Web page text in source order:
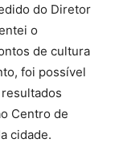
do Diretor
o
de cultura
foi possível
Centro de
cidade.